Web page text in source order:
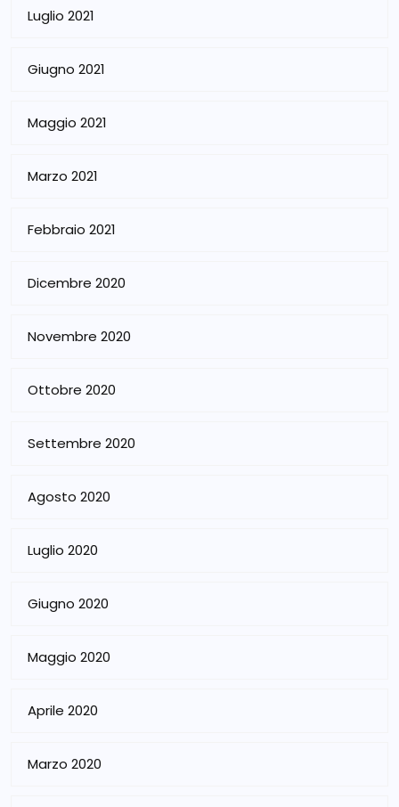
Luglio 2021
Giugno 2021
Maggio 2021
Marzo 2021
Febbraio 2021
Dicembre 2020
Novembre 2020
Ottobre 2020
Settembre 2020
Agosto 2020
Luglio 2020
Giugno 2020
Maggio 2020
Aprile 2020
Marzo 2020